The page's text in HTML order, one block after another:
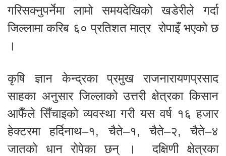
गरिसक्नुपर्नेमा लामो समयदेखिको खडेरीले गर्दा
जिल्लामा करिब ६० प्रतिशत मात्र रोपाइँ भएको छ
।
कृषि ज्ञान केन्द्रका प्रमुख राजनारायणप्रसाद
साहका अनुसार जिल्लाको उत्तरी क्षेत्रका किसान
आफैँले सिँचाइको व्यवस्था गरी यस वर्ष १६ हजार
हेक्टरमा हर्दिनाथ–१, चैते–१, चैते–२, चैते–४
जातको धान रोपेका छन् । दक्षिणी क्षेत्रका